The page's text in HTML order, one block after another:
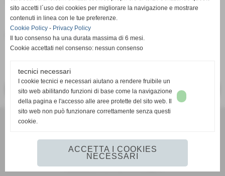
Viva il calcio!
Fonte:Calcio Salodiano
<< PRECEDENTE SUCCESSIVO >>
Realizzazione siti web www.sitoper.it
sito accetti l´uso dei cookies per migliorare la navigazione e mostrare
contenuti in linea con le tue preferenze.
Cookie Policy - Privacy Policy
Il tuo consenso ha una durata massima di 6 mesi.
Cookie accettati nel consenso: nessun consenso
tecnici necessari
I cookie tecnici e necessari aiutano a rendere fruibile un
sito web abilitando funzioni di base come la navigazione
della pagina e l'accesso alle aree protette del sito web. Il
sito web non può funzionare correttamente senza questi
cookie.
ACCETTA I COOKIES
NECESSARI